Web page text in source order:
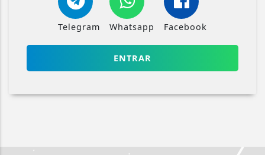
Telegram Whatsapp Facebook
ENTRAR